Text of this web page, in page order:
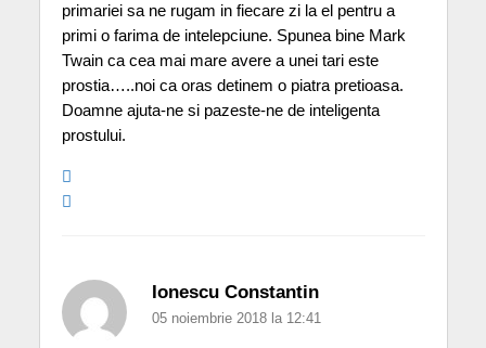
primariei sa ne rugam in fiecare zi la el pentru a
primi o farima de intelepciune. Spunea bine Mark
Twain ca cea mai mare avere a unei tari este
prostia…..noi ca oras detinem o piatra pretioasa.
Doamne ajuta-ne si pazeste-ne de inteligenta
prostului.
Ionescu Constantin
05 noiembrie 2018 la 12:41